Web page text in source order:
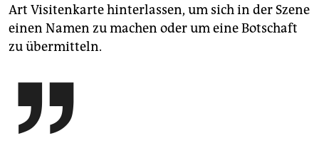
Art Visitenkarte hinterlassen, um sich in der Szene
einen Namen zu machen oder um eine Botschaft
zu übermitteln.
